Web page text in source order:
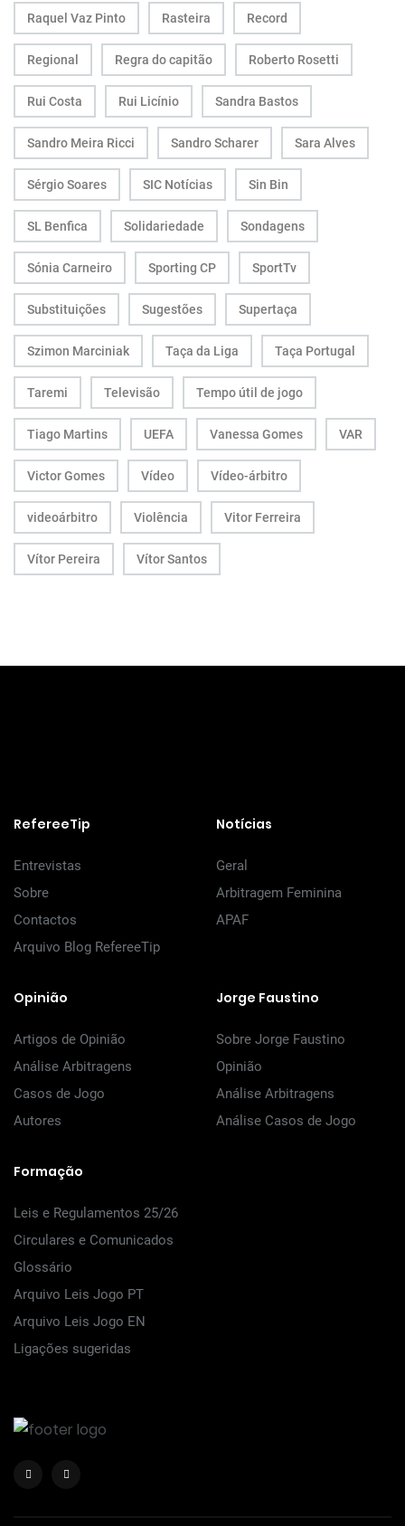
Raquel Vaz Pinto Rasteira Record
Regional Regra do capitão Roberto Rosetti
Rui Costa Rui Licínio Sandra Bastos
Sandro Meira Ricci Sandro Scharer Sara Alves
Sérgio Soares SIC Notícias Sin Bin
SL Benfica Solidariedade Sondagens
Sónia Carneiro Sporting CP SportTv
Substituições Sugestões Supertaça
Szimon Marciniak Taça da Liga Taça Portugal
Taremi Televisão Tempo útil de jogo
Tiago Martins UEFA Vanessa Gomes VAR
Victor Gomes Vídeo Vídeo-árbitro
videoárbitro Violência Vitor Ferreira
Vítor Pereira Vítor Santos
RefereeTip
Entrevistas
Sobre
Contactos
Arquivo Blog RefereeTip
Notícias
Geral
Arbitragem Feminina
APAF
Opinião
Artigos de Opinião
Análise Arbitragens
Casos de Jogo
Autores
Jorge Faustino
Sobre Jorge Faustino
Opinião
Análise Arbitragens
Análise Casos de Jogo
Formação
Leis e Regulamentos 25/26
Circulares e Comunicados
Glossário
Arquivo Leis Jogo PT
Arquivo Leis Jogo EN
Ligações sugeridas